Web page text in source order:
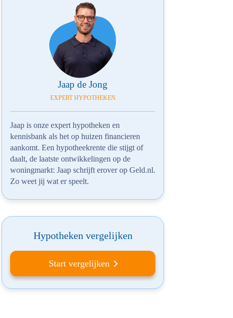
Jaap de Jong
EXPERT HYPOTHEKEN
Jaap is onze expert hypotheken en
kennisbank als het op huizen financieren
aankomt. Een hypotheekrente die stijgt of
daalt, de laatste ontwikkelingen op de
woningmarkt: Jaap schrijft erover op Geld.nl.
Zo weet jij wat er speelt.
Hypotheken vergelijken
Start vergelijken